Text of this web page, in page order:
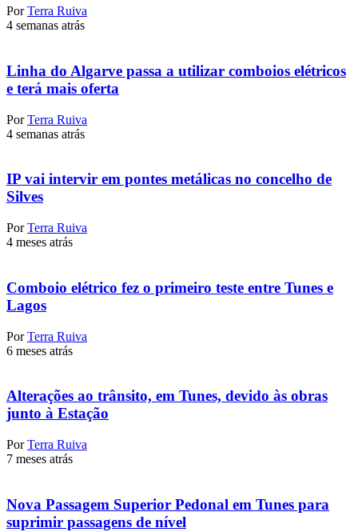
Por Terra Ruiva
4 semanas atrás
Linha do Algarve passa a utilizar comboios elétricos
e terá mais oferta
Por Terra Ruiva
4 semanas atrás
IP vai intervir em pontes metálicas no concelho de
Silves
Por Terra Ruiva
4 meses atrás
Comboio elétrico fez o primeiro teste entre Tunes e
Lagos
Por Terra Ruiva
6 meses atrás
Alterações ao trânsito, em Tunes, devido às obras
junto à Estação
Por Terra Ruiva
7 meses atrás
Nova Passagem Superior Pedonal em Tunes para
suprimir passagens de nível